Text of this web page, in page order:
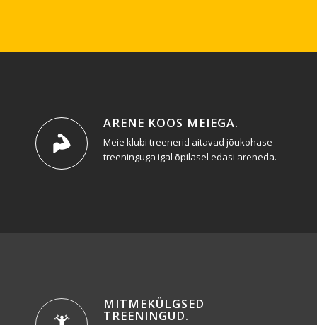
ARENE KOOS MEIEGA.
Meie klubi treenerid aitavad jõukohase
treeninguga igal õpilasel edasi areneda.
MITMEKÜLGSED
TREENINGUD.